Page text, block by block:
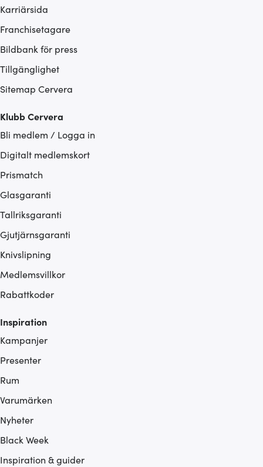
Karriärsida
Franchisetagare
Bildbank för press
Tillgänglighet
Sitemap Cervera
Klubb Cervera
Bli medlem / Logga in
Digitalt medlemskort
Prismatch
Glasgaranti
Tallriksgaranti
Gjutjärnsgaranti
Knivslipning
Medlemsvillkor
Rabattkoder
Inspiration
Kampanjer
Presenter
Rum
Varumärken
Nyheter
Black Week
Inspiration & guider